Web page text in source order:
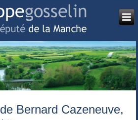
Bernard Cazeneuve,